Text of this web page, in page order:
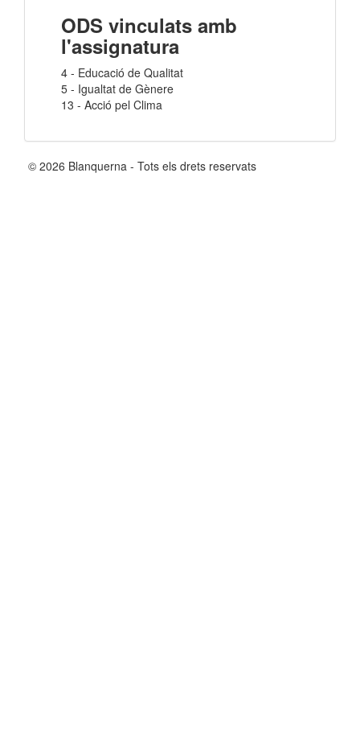
ODS vinculats amb
l'assignatura
4 - Educació de Qualitat
5 - Igualtat de Gènere
13 - Acció pel Clima
© 2026 Blanquerna - Tots els drets reservats